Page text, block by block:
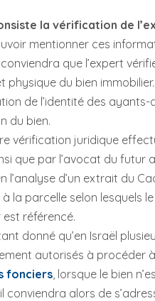
la vérification de
mentionner ces
que l’expert
physique du bien immobilier.
de l’identité des ayants-
du bien.
vérification juridique
que par l’avocat du futur
l’analyse d’un extrait du
la parcelle selon lesquels
est référencé.
donné qu’en Israël
autorisés à procéder à
fonciers, lorsque le bien
conviendra alors de